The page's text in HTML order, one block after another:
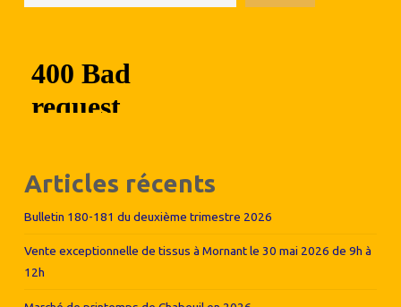
Articles récents
Bulletin 180-181 du deuxième trimestre 2026
Vente exceptionnelle de tissus à Mornant le 30 mai 2026 de 9h à
12h